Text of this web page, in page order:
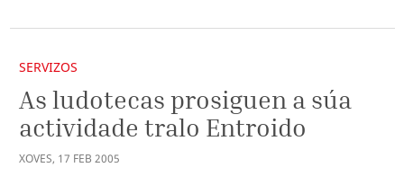
SERVIZOS
As ludotecas prosiguen a súa
actividade tralo Entroido
XOVES, 17 FEB 2005